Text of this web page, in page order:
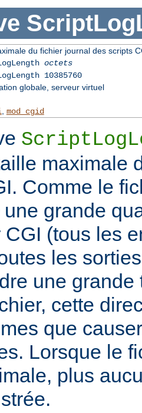
du fichier journal des scripts
octets
10385760
globale, serveur virtuel
mod_cgid
maximale
Comme le
grande
CGI (tous les
les
une
cette
que
Lorsque le
plus